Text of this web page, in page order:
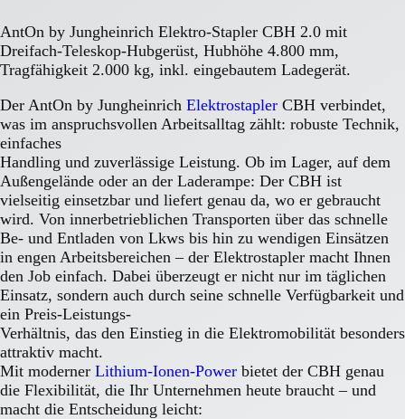
AntOn by Jungheinrich Elektro-Stapler CBH 2.0 mit
Dreifach-Teleskop-Hubgerüst, Hubhöhe 4.800 mm,
Tragfähigkeit 2.000 kg, inkl. eingebautem Ladegerät.
Der AntOn by Jungheinrich Elektrostapler CBH verbindet,
was im anspruchsvollen Arbeitsalltag zählt: robuste Technik,
einfaches
Handling und zuverlässige Leistung. Ob im Lager, auf dem
Außengelände oder an der Laderampe: Der CBH ist
vielseitig einsetzbar und liefert genau da, wo er gebraucht
wird. Von innerbetrieblichen Transporten über das schnelle
Be- und Entladen von Lkws bis hin zu wendigen Einsätzen
in engen Arbeitsbereichen – der Elektrostapler macht Ihnen
den Job einfach. Dabei überzeugt er nicht nur im täglichen
Einsatz, sondern auch durch seine schnelle Verfügbarkeit und
ein Preis-Leistungs-
Verhältnis, das den Einstieg in die Elektromobilität besonders
attraktiv macht.
Mit moderner Lithium-Ionen-Power bietet der CBH genau
die Flexibilität, die Ihr Unternehmen heute braucht – und
macht die Entscheidung leicht: